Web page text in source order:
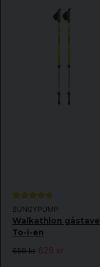
BUNGYPUMP
Walkathlon gåstave
To-i-en
659 kr 629 kr